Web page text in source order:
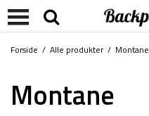
Forside / Alle produkter/ Montane
Montane